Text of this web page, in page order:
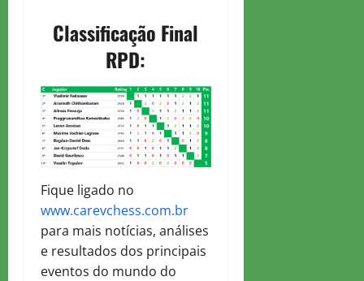
Classificação Final
RPD:
Fique ligado no
www.carevchess.com.br
para mais notícias, análises
e resultados dos principais
eventos do mundo do